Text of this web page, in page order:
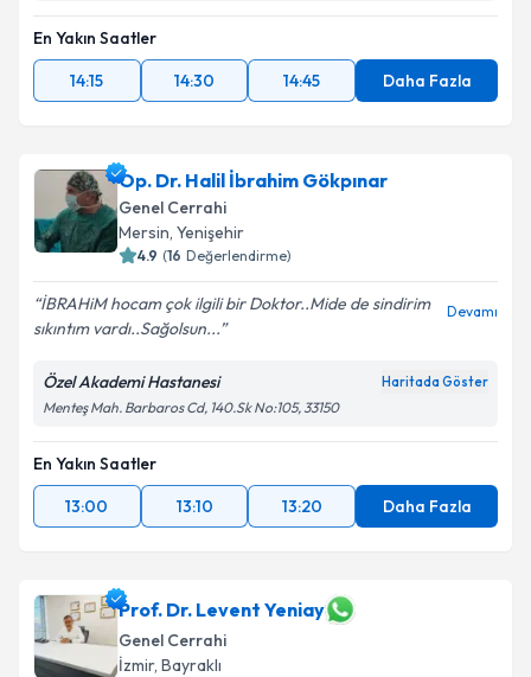
En Yakın Saatler
14:15
14:30 14:45 Daha Fazla
Op. Dr. Halil İbrahim Gökpınar
Genel Cerrahi
Mersin, Yenişehir
4.9 (16 Değerlendirme)
İBRAHiM hocam çok ilgili bir Doktor..Mide de sindirim
sıkıntım vardı..Sağolsun...
Devamı
Özel Akademi Hastanesi Haritada Göster
Menteş Mah. Barbaros Cd, 140.Sk No:105, 33150
En Yakın Saatler
13:00
13:10 13:20 Daha Fazla
Prof. Dr. Levent Yeniay
Genel Cerrahi
İzmir, Bayraklı